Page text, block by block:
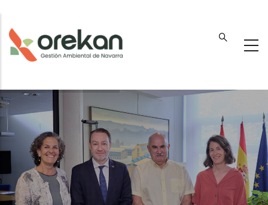
contenido
principal